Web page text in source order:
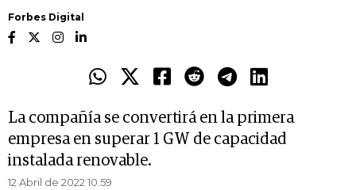
Forbes Digital
La compañía se convertirá en la primera
empresa en superar 1 GW de capacidad
instalada renovable.
12 Abril de 2022 10.59